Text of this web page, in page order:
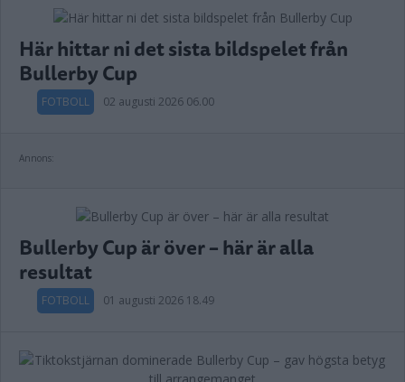
Här hittar ni det sista bildspelet från
Bullerby Cup
FOTBOLL 02 augusti 2026 06.00
Annons:
Bullerby Cup är över – här är alla
resultat
FOTBOLL 01 augusti 2026 18.49